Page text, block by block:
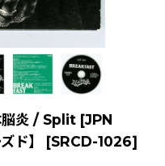
脳炎 / Split [JPN
ド】
[SRCD-1026]